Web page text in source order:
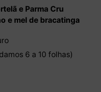
e Parma Cru
e mel de bracatinga
6 a 10 folhas)